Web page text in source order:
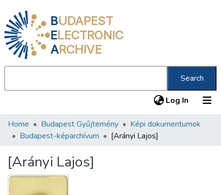
BUDAPEST
ELECTRONIC
ARCHIVE
Search
Log In (current)
Communities & Collections
Statistics
Home Budapest Gyűjtemény
Képi dokumentumok
Budapest-képarchívum
[Arányi Lajos]
[Arányi Lajos]